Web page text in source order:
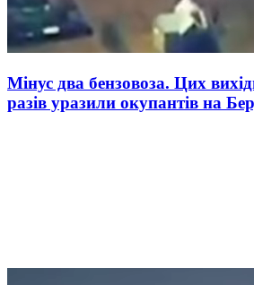
Мінус два бензовоза. Цих
разів уразили окупантів на